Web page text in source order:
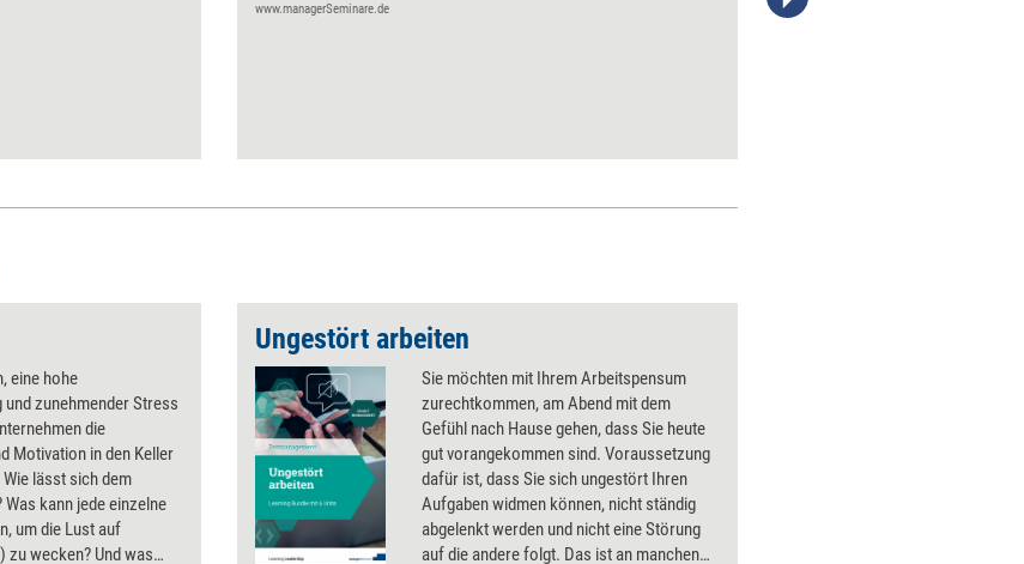
www.managerSeminare.de managerSeminare Verlags GmbH
eine hohe
zunehmender Stress
die
Motivation in den Keller
lässt sich dem
kann jede einzelne
um die Lust auf
zu wecken? Und was
Ungestört arbeiten
Sie möchten mit Ihrem Arbeitspensum
zurechtkommen, am Abend mit dem
Gefühl nach Hause gehen, dass Sie heute
gut vorangekommen sind. Voraussetzung
dafür ist, dass Sie sich ungestört Ihren
Aufgaben widmen können, nicht ständig
abgelenkt werden und nicht eine Störung
auf die andere folgt. Das ist an manchen